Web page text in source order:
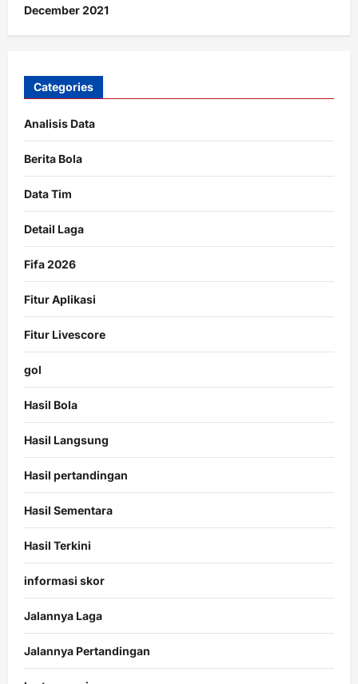
December 2021
Categories
Analisis Data
Berita Bola
Data Tim
Detail Laga
Fifa 2026
Fitur Aplikasi
Fitur Livescore
gol
Hasil Bola
Hasil Langsung
Hasil pertandingan
Hasil Sementara
Hasil Terkini
informasi skor
Jalannya Laga
Jalannya Pertandingan